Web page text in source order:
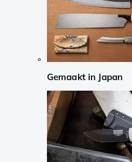
Gemaakt in Japan